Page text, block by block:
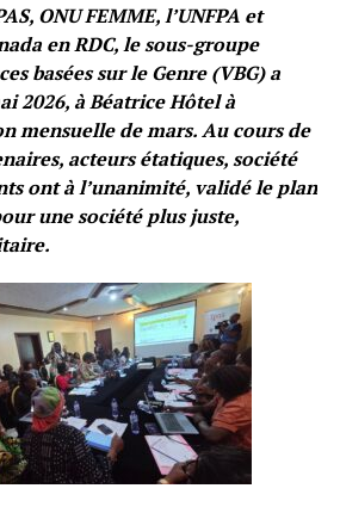
ONU FEMME, l’UNFPA et
en RDC, le sous-groupe
basées sur le Genre (VBG) a
2026, à Béatrice Hôtel à
mensuelle de mars. Au cours de
acteurs étatiques, société
ont à l’unanimité, validé le plan
une société plus juste,